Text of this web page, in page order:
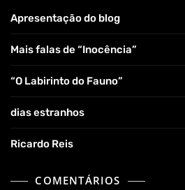
Apresentação do blog
Mais falas de “Inocência”
“O Labirinto do Fauno”
dias estranhos
Ricardo Reis
COMENTÁRIOS